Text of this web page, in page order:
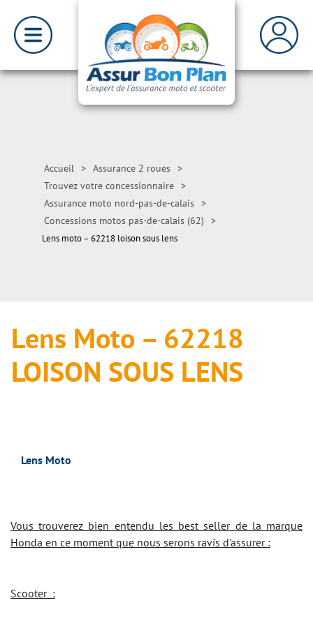
Accueil > Assurance 2 roues >
Trouvez votre concessionnaire >
Assurance moto nord-pas-de-calais >
Concessions motos pas-de-calais (62)
>
Lens moto – 62218 loison sous lens
Lens Moto – 62218
LOISON SOUS LENS
Lens Moto
Vous trouverez bien entendu les best seller de la marque
Honda en ce moment que nous serons ravis d'assurer :
Scooter :